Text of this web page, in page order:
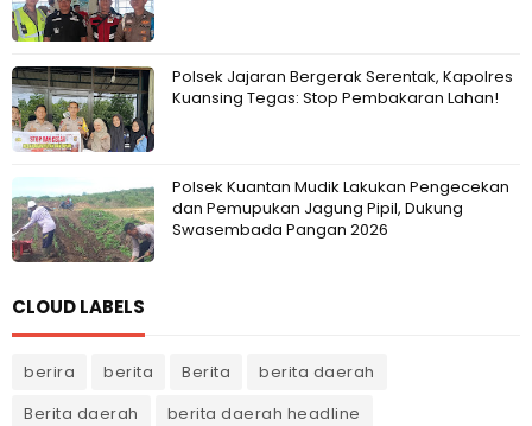
Polsek Jajaran Bergerak Serentak, Kapolres
Kuansing Tegas: Stop Pembakaran Lahan!
Polsek Kuantan Mudik Lakukan Pengecekan
dan Pemupukan Jagung Pipil, Dukung
Swasembada Pangan 2026
CLOUD LABELS
berira berita Berita
berita daerah
Berita daerah
berita daerah headline